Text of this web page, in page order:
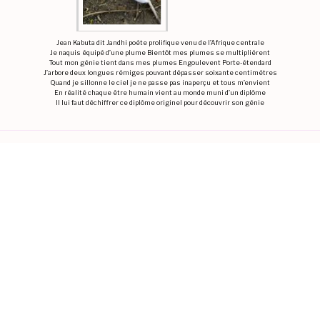
Jean Kabuta dit Jandhi poète prolifique venu de l’Afrique centrale
Je naquis équipé d’une plume Bientôt mes plumes se multiplièrent
Tout mon génie tient dans mes plumes Engoulevent Porte-étendard
J’arbore deux longues rémiges pouvant dépasser soixante centimètres
Quand je sillonne le ciel je ne passe pas inaperçu et tous m’envient
En réalité chaque être humain vient au monde muni d’un diplôme
Il lui faut déchiffrer ce diplôme originel pour découvrir son génie